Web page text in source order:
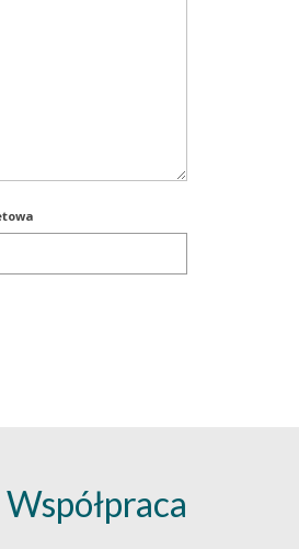
Współpraca